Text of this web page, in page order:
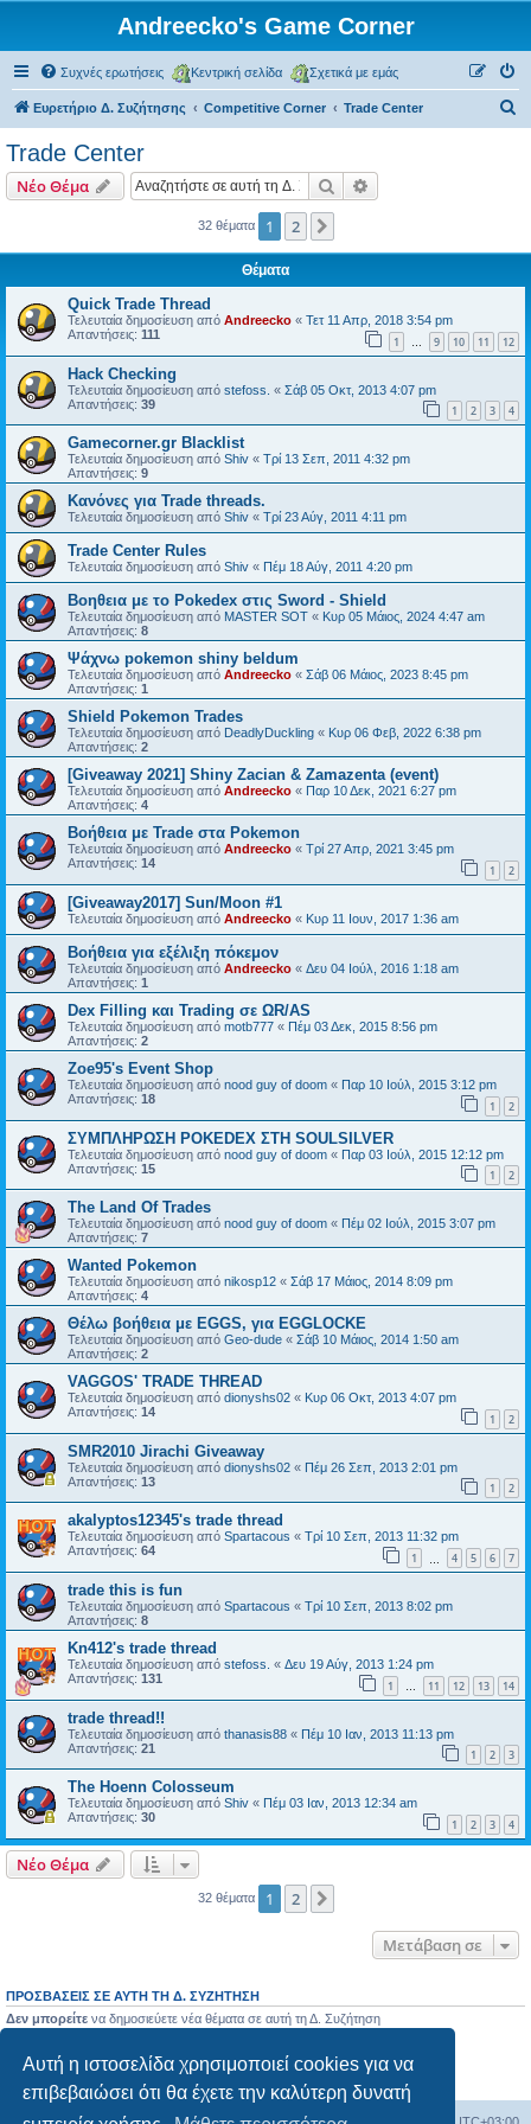
Αυτή η ιστοσελίδα χρησιμοποιεί cookies για να
επιβεβαιώσει ότι θα έχετε την καλύτερη δυνατή
Andreecko's Game Corner
Συχνές ερωτήσεις Κεντρική σελίδα Σχετικά με εμάς
Ευρετήριο Δ. Συζήτησης Competitive Corner Trade Center
η
Trade Center
Νέο Θέμα Αναζήτηση
32 θέματα 1 2
Θέματα
Quick Trade Thread
Τελευταία δημοσίευση από Andreecko « Τετ 11 Απρ, 2018 3:54 pm
Απαντήσεις: 111 1 … 9 10 11 12
Hack Checking
Τελευταία δημοσίευση από stefoss. « Σάβ 05 Οκτ, 2013 4:07 pm
Απαντήσεις: 39 1 2 3 4
Gamecorner.gr Blacklist
Τελευταία δημοσίευση από Shiv « Τρί 13 Σεπ, 2011 4:32 pm
Απαντήσεις: 9
Κανόνες για Trade threads.
Τελευταία δημοσίευση από Shiv « Τρί 23 Αύγ, 2011 4:11 pm
Trade Center Rules
Τελευταία δημοσίευση από Shiv « Πέμ 18 Αύγ, 2011 4:20 pm
Βοηθεια με το Pokedex στις Sword - Shield
Τελευταία δημοσίευση από MASTER SOT « Κυρ 05 Μάιος, 2024 4:47 am
Απαντήσεις: 8
Ψάχνω pokemon shiny beldum
Τελευταία δημοσίευση από Andreecko « Σάβ 06 Μάιος, 2023 8:45 pm
Απαντήσεις: 1
Shield Pokemon Trades
Τελευταία δημοσίευση από DeadlyDuckling « Κυρ 06 Φεβ, 2022 6:38 pm
Απαντήσεις: 2
[Giveaway 2021] Shiny Zacian & Zamazenta (event)
Τελευταία δημοσίευση από Andreecko « Παρ 10 Δεκ, 2021 6:27 pm
Απαντήσεις: 4
Βοήθεια με Trade στα Pokemon
Τελευταία δημοσίευση από Andreecko « Τρί 27 Απρ, 2021 3:45 pm
Απαντήσεις: 14 1 2
[Giveaway2017] Sun/Moon #1
Τελευταία δημοσίευση από Andreecko « Κυρ 11 Ιουν, 2017 1:36 am
Βοήθεια για εξέλιξη πόκεμον
Τελευταία δημοσίευση από Andreecko « Δευ 04 Ιούλ, 2016 1:18 am
Απαντήσεις: 1
Dex Filling και Trading σε ΩR/AS
Τελευταία δημοσίευση από motb777 « Πέμ 03 Δεκ, 2015 8:56 pm
Απαντήσεις: 2
Zoe95's Event Shop
Τελευταία δημοσίευση από nood guy of doom « Παρ 10 Ιούλ, 2015 3:12 pm
Απαντήσεις: 18 1 2
ΣΥΜΠΛΗΡΩΣΗ POKEDEX ΣΤΗ SOULSILVER
Τελευταία δημοσίευση από nood guy of doom « Παρ 03 Ιούλ, 2015 12:12 pm
Απαντήσεις: 15 1 2
The Land Of Trades
Τελευταία δημοσίευση από nood guy of doom « Πέμ 02 Ιούλ, 2015 3:07 pm
Απαντήσεις: 7
Wanted Pokemon
Τελευταία δημοσίευση από nikosp12 « Σάβ 17 Μάιος, 2014 8:09 pm
Απαντήσεις: 4
Θέλω βοήθεια με EGGS, για EGGLOCKE
Τελευταία δημοσίευση από Geo-dude « Σάβ 10 Μάιος, 2014 1:50 am
Απαντήσεις: 2
VAGGOS' TRADE THREAD
Τελευταία δημοσίευση από dionyshs02 « Κυρ 06 Οκτ, 2013 4:07 pm
Απαντήσεις: 14 1 2
SMR2010 Jirachi Giveaway
Τελευταία δημοσίευση από dionyshs02 « Πέμ 26 Σεπ, 2013 2:01 pm
Απαντήσεις: 13 1 2
akalyptos12345's trade thread
Τελευταία δημοσίευση από Spartacous « Τρί 10 Σεπ, 2013 11:32 pm
Απαντήσεις: 64 1 4 5 6 7
trade this is fun
Τελευταία δημοσίευση από Spartacous « Τρί 10 Σεπ, 2013 8:02 pm
Απαντήσεις: 8
Kn412's trade thread
Τελευταία δημοσίευση από stefoss. « Δευ 19 Αύγ, 2013 1:24 pm
Απαντήσεις: 131 1 … 11 12 13 14
trade thread!!
Τελευταία δημοσίευση από thanasis88 « Πέμ 10 Ιαν, 2013 11:13 pm
Απαντήσεις: 21 1 2 3
The Hoenn Colosseum
Τελευταία δημοσίευση από Shiv « Πέμ 03 Ιαν, 2013 12:34 am
Απαντήσεις: 30 1 2 3 4
Νέο Θέμα
32 θέματα 1 2
Μετάβαση σε
ΠΡΟΣΒΆΣΕΙΣ ΣΕ ΑΥΤΉ ΤΗ Δ. ΣΥΖΉΤΗΣΗ
Δεν μπορείτε να δημοσιεύετε νέα θέματα σε αυτή τη Δ. Συζήτηση
Δεν μπορείτενα διαγράφετε τις δημοσιεύσεις σας σε αυτή τη Δ. Συζήτηση
Δεν μπορείτε
να επισυνάπτετε αρχεία σε αυτή τη Δ. Συζήτηση
Ευρετήριο Δ. Συζήτησης Όλοι οι χρόνοι είναι UTC+03:00